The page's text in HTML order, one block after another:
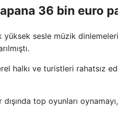
36 bin euro
yüksek sesle müzik
halkı ve turistleri rahatsız
top oyunları